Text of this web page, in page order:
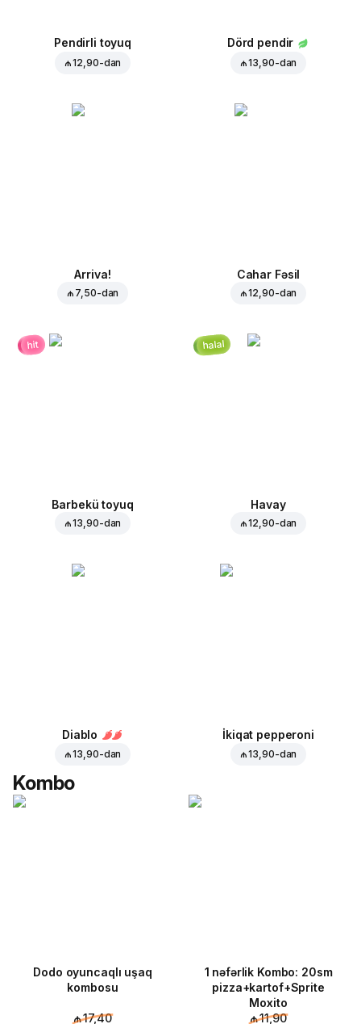
Pendirli toyuq
₼ 12,90-dan
Dörd pendir
₼ 13,90-dan
Arriva!
₼ 7,50-dan
Cahar Fəsil
₼ 12,90-dan
hit
Barbekü toyuq
₼ 13,90-dan
halal
Havay
₼ 12,90-dan
Diablo
₼ 13,90-dan
İkiqat pepperoni
₼ 13,90-dan
Kombo
Dodo oyuncaqlı uşaq
kombosu
₼ 17,40
1 nəfərlik Kombo: 20sm
pizza+kartof+Sprite
Moxito
₼ 11,90